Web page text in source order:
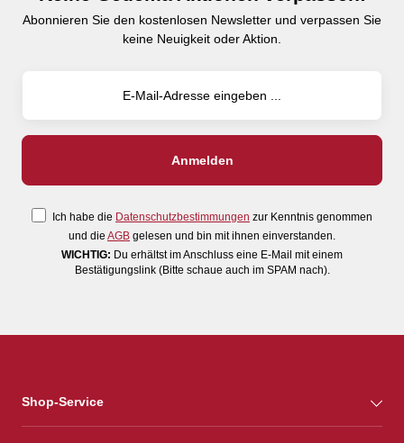
Abonnieren Sie den kostenlosen Newsletter und verpassen Sie
keine Neuigkeit oder Aktion.
Ich habe die Datenschutzbestimmungen zur Kenntnis genommen
und die AGB gelesen und bin mit ihnen einverstanden.
WICHTIG: Du erhältst im Anschluss eine E-Mail mit einem
Bestätigungslink (Bitte schaue auch im SPAM nach).
Shop-Service